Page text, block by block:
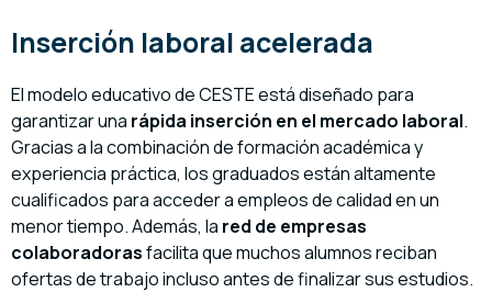
Inserción laboral acelerada
El modelo educativo de CESTE está diseñado para
garantizar una rápida inserción en el mercado laboral.
Gracias a la combinación de formación académica y
experiencia práctica, los graduados están altamente
cualificados para acceder a empleos de calidad en un
menor tiempo. Además, la red de empresas
colaboradorasfacilita que muchos alumnos reciban
ofertas de trabajo incluso antes de finalizar sus estudios.